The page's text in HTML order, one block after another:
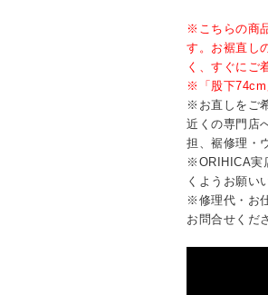
※こちらの商
す。お裾直し
く、すぐにご
※「股下74cm
※お直しをご
近くの専門店
担、裾修理・
※ORIHICA実
くようお願い
※修理代・お
お問合せくだ